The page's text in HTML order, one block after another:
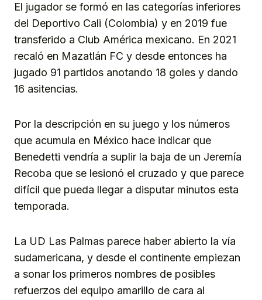
El jugador se formó en las categorías inferiores
del Deportivo Cali (Colombia) y en 2019 fue
transferido a Club América mexicano. En 2021
recaló en Mazatlán FC y desde entonces ha
jugado 91 partidos anotando 18 goles y dando
16 asitencias.
Por la descripción en su juego y los números
que acumula en México hace indicar que
Benedetti vendría a suplir la baja de un Jeremía
Recoba que se lesionó el cruzado y que parece
difícil que pueda llegar a disputar minutos esta
temporada.
La UD Las Palmas parece haber abierto la vía
sudamericana, y desde el continente empiezan
a sonar los primeros nombres de posibles
refuerzos del equipo amarillo de cara al